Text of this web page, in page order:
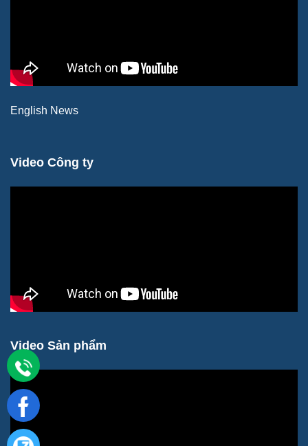
English News
Video Công ty
Video Sản phẩm